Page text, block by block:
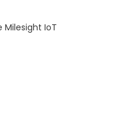
Milesight IoT